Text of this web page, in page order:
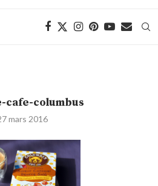
cafe-columbus
mars 2016